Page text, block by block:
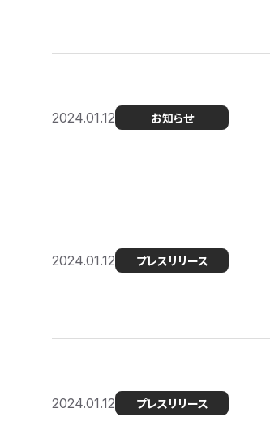
2024.01.12 お知らせ
2024.01.12 プレスリリース
2024.01.12 プレスリリース